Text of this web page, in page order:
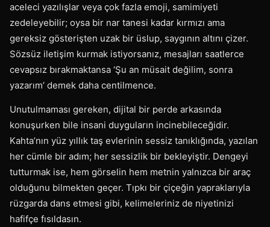
aceleci yazılışlar veya çok fazla emoji, samimiyeti
zedeleyebilir; oysa bir nar tanesi kadar kırmızı ama
gereksiz gösterişten uzak bir üslup, saygının altını çizer.
Sözsüz iletişim kurmak istiyorsanız, mesajları saatlerce
cevapsız bırakmaktansa ‘Şu an müsait değilim, sonra
yazarım’ demek daha centilmence.
Unutulmaması gereken, dijital bir perde arkasında
konuşurken bile insani duyguların incinebileceğidir.
Kahta’nın yüz yıllık taş evlerinin sessiz tanıklığında, yazılan
her cümle bir adım; her sessizlik bir bekleyiştir. Dengeyi
tutturmak ise, hem görselin hem metnin yalnızca bir araç
olduğunu bilmekten geçer. Tıpkı bir çiçeğin yapraklarıyla
rüzgarda dans etmesi gibi, kelimeleriniz de niyetinizi
hafifçe fısıldasın.